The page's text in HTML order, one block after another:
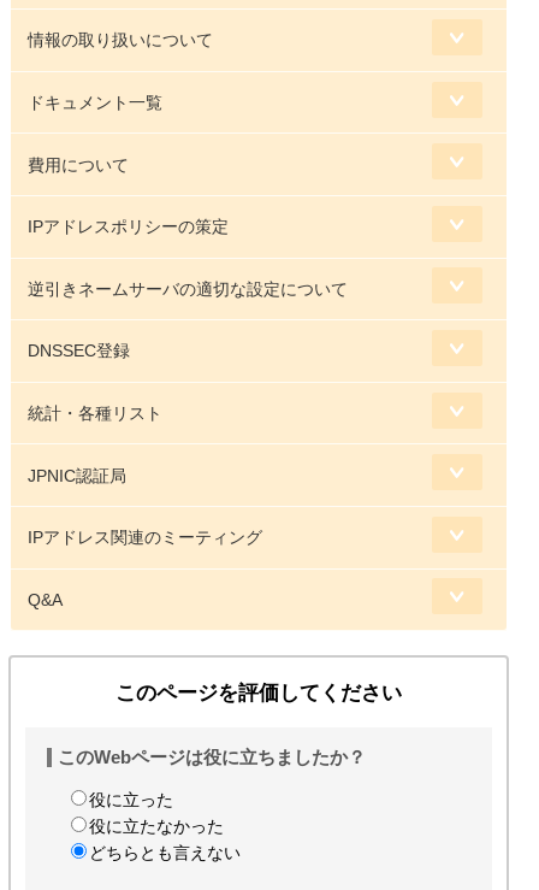
情報の取り扱いについて
ドキュメント一覧
費用について
IPアドレスポリシーの策定
逆引きネームサーバの適切な設定について
DNSSEC登録
統計・各種リスト
JPNIC認証局
IPアドレス関連のミーティング
Q&A
このページを評価してください
このWebページは役に立ちましたか？
役に立った
役に立たなかった
どちらとも言えない